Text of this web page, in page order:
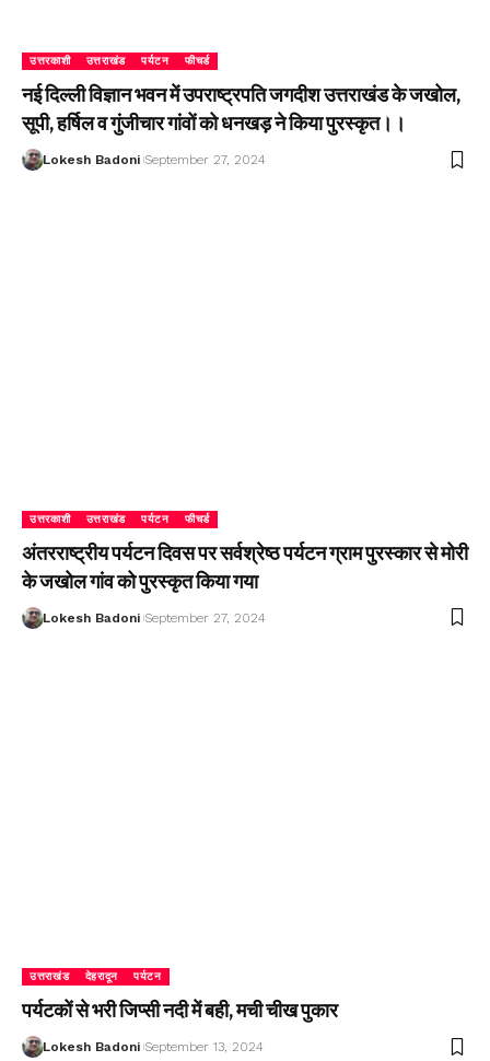
उत्तरकाशी उत्तराखंड पर्यटन फीचर्ड
नई दिल्ली विज्ञान भवन में उपराष्ट्रपति जगदीश उत्तराखंड के जखोल,
सूपी, हर्षिल व गुंजीचार गांवों को धनखड़ ने किया पुरस्कृत।।
Lokesh Badoni September 27, 2024
उत्तरकाशी उत्तराखंड पर्यटन फीचर्ड
अंतरराष्ट्रीय पर्यटन दिवस पर सर्वश्रेष्ठ पर्यटन ग्राम पुरस्कार से मोरी
के जखोल गांव को पुरस्कृत किया गया
Lokesh Badoni September 27, 2024
उत्तराखंड देहरादून पर्यटन
पर्यटकों से भरी जिप्सी नदी में बही, मची चीख पुकार
Lokesh Badoni September 13, 2024